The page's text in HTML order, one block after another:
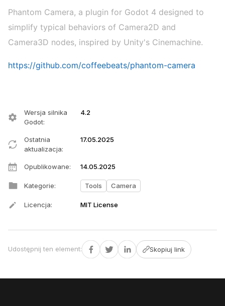
Phantom Camera, a plugin for Godot 4 designed to
simplify typical behaviors of Camera2D and
Camera3D nodes, inspired by Unity's Cinemachine.
https://github.com/coffeebeats/phantom-camera
Wersja silnika
Godot:
4.2
Ostatnia
aktualizacja:
17.05.2025
Opublikowane: 14.05.2025
Kategorie: Tools Camera
Licencja: MIT License
Udostępnij ten element: Skopiuj link